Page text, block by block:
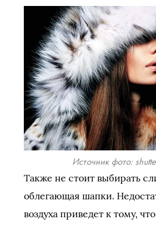
Источник фото:
Также не стоит выбирать
облегающая шапки.
воздуха приведет к тому,